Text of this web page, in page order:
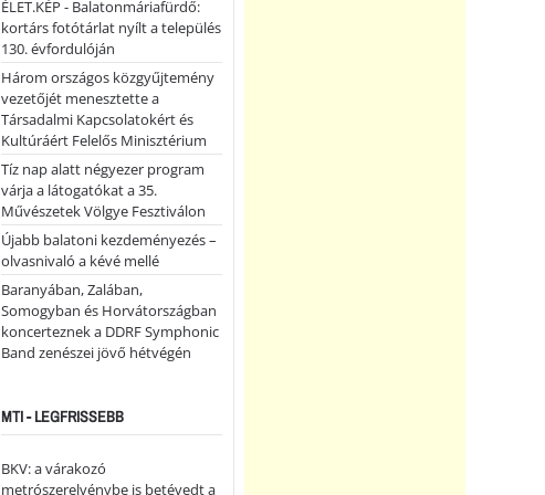
ÉLET.KÉP - Balatonmáriafürdő:
kortárs fotótárlat nyílt a település
130. évfordulóján
Három országos közgyűjtemény
vezetőjét menesztette a
Társadalmi Kapcsolatokért és
Kultúráért Felelős Minisztérium
Tíz nap alatt négyezer program
várja a látogatókat a 35.
Művészetek Völgye Fesztiválon
Újabb balatoni kezdeményezés –
olvasnivaló a kévé mellé
Baranyában, Zalában,
Somogyban és Horvátországban
koncerteznek a DDRF Symphonic
Band zenészei jövő hétvégén
MTI - LEGFRISSEBB
BKV: a várakozó
metrószerelvénybe is betévedt a